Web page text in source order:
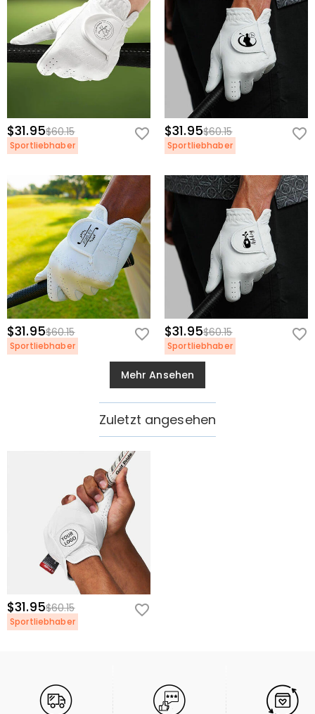
$31.95$60.15
Sportliebhaber
$31.95$60.15
Sportliebhaber
$31.95$60.15
Sportliebhaber
$31.95$60.15
Sportliebhaber
Mehr Ansehen
Zuletzt angesehen
$31.95$60.15
Sportliebhaber